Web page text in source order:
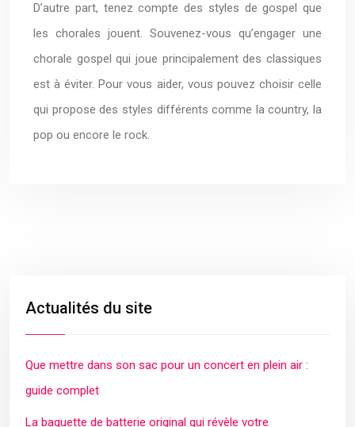
D’autre part, tenez compte des styles de gospel que
les chorales jouent. Souvenez-vous qu’engager une
chorale gospel qui joue principalement des classiques
est à éviter. Pour vous aider, vous pouvez choisir celle
qui propose des styles différents comme la country, la
pop ou encore le rock.
Actualités du site
Que mettre dans son sac pour un concert en plein air :
guide complet
La baguette de batterie original qui révèle votre